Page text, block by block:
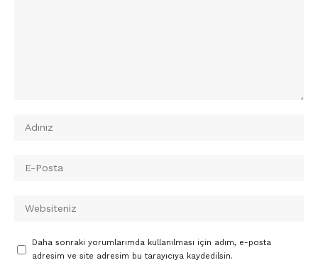
Daha sonraki yorumlarımda kullanılması için adım, e-posta
adresim ve site adresim bu tarayıcıya kaydedilsin.